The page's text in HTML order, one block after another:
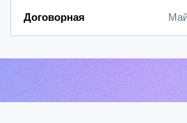
Договорная
транспортного средства, но и ряд
организацию встреч;- трансфер в
в...